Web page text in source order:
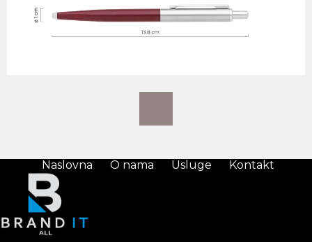
Naslovna O nama Usluge Kontakt